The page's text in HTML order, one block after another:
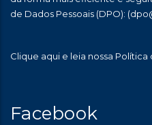
de Dados Pessoais (DPO):
Clique aqui e leia nossa
Facebook